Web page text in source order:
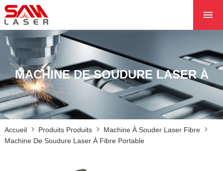
PRODUITS
LES PROJETS
LES NOUVELLES
CONTACTEZ NOUS
MACHINE DE SOUDURE LASER À
Accueil Produits Produits
Machine À Souder Laser Fibre
Machine De Soudure Laser À Fibre Portable